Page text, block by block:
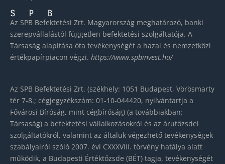
Az SPB Befektetési Zrt. Magyarország meghatározó, banki
szerepvállalástól független befektetési szolgáltatója. A
Társaság alapítása óta tevékenységét a hazai és nemzetközi
értékpapírpiacon végzi. https://www.spbinvest.hu/
Az SPB Befektetési Zrt. (székhely: 1051 Budapest, Vörösmarty
tér 7-8.; cégjegyzékszám: 01-10-044420, nyilvántartja a
Fővárosi Bíróság, mint cégbíróság) (a továbbiakban:
Társaság) a befektetési vállalkozásokról és az árutőzsdei
szolgáltatókról, valamint az általuk végezhető tevékenységek
szabályairól szóló 2007. évi CXXXVIII. törvény hatálya alatt
működik, a Budapesti Értéktőzsde (BÉT) tagja, tevékenységét